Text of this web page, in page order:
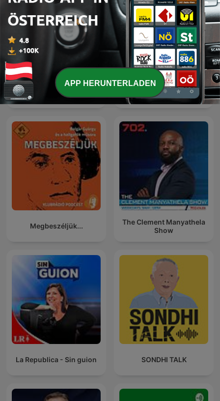
Genstart Forklart
Megbeszéljük...
The Clement Manyathela
Show
La Republica - Sin guion SONDHI TALK
APP HERUNTERLADEN